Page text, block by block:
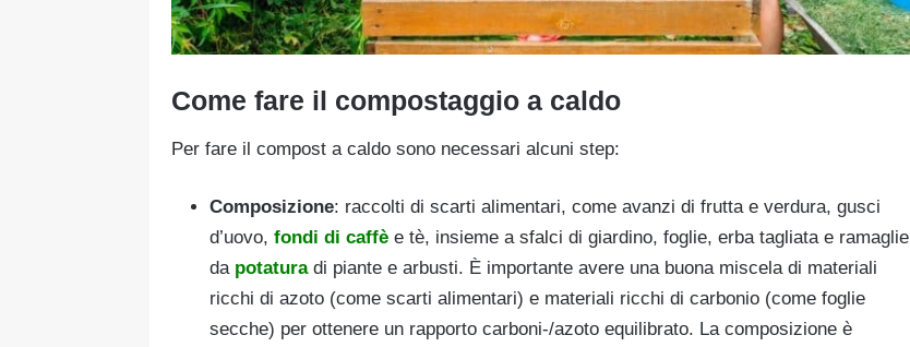
Come fare il compostaggio a caldo
Per fare il compost a caldo sono necessari alcuni step:
Composizione: raccolti di scarti alimentari, come avanzi di frutta e verdura, gusci
d’uovo, fondi di caffè e tè, insieme a sfalci di giardino, foglie, erba tagliata e ramaglie
da potaturadi piante e arbusti. È importante avere una buona miscela di materiali
ricchi di azoto (come scarti alimentari) e materiali ricchi di carbonio (come foglie
secche) per ottenere un rapporto carboni-/azoto equilibrato. La composizione è